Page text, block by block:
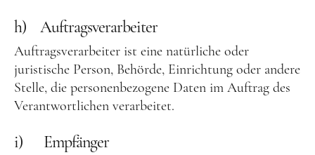
h) Auftragsverarbeiter
Auftragsverarbeiter ist eine natürliche oder
juristische Person, Behörde, Einrichtung oder andere
Stelle, die personenbezogene Daten im Auftrag des
Verantwortlichen verarbeitet.
i) Empfänger